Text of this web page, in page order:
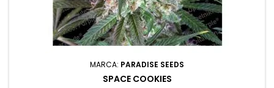
MARCA: PARADISE SEEDS
SPACE COOKIES